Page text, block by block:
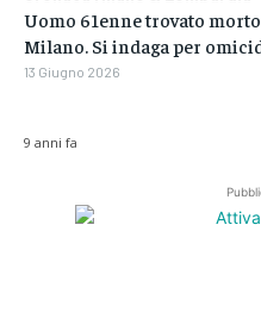
9 anni fa
Uomo 61enne trovato
Milano. Si indaga per
13 Giugno 2026